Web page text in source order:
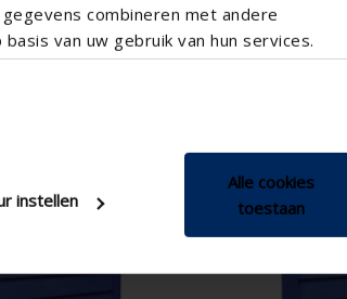
combineren met andere
van uw gebruik van hun services.
instellen
Alle cookies
toestaan